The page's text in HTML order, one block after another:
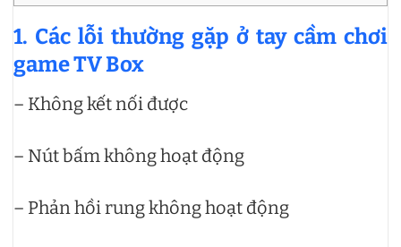
1. Các lỗi thường gặp ở tay cầm chơi
game TV Box
– Không kết nối được
– Nút bấm không hoạt động
– Phản hồi rung không hoạt động